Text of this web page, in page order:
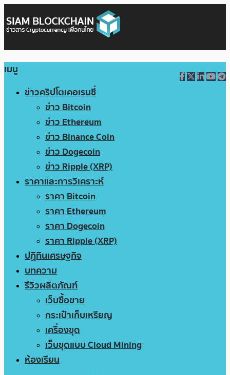
เมนู
ข่าวคริปโตเคอเรนซี่
ข่าว Bitcoin
ข่าว Ethereum
ข่าว Binance Coin
ข่าว Dogecoin
ข่าว Ripple (XRP)
ราคาและการวิเคราะห์
ราคา Bitcoin
ราคา Ethereum
ราคา Dogecoin
ราคา Ripple (XRP)
ปฏิทินเศรษฐกิจ
บทความ
รีวิวผลิตภัณฑ์
เว็บซื้อขาย
กระเป๋าเก็บเหรียญ
เครื่องขุด
เว็บขุดแบบ Cloud Mining
ห้องเรียน